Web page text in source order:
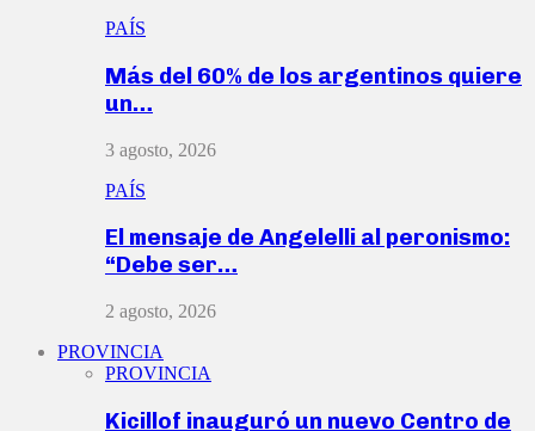
PAÍS
Más del 60% de los argentinos quiere
un…
3 agosto, 2026
PAÍS
El mensaje de Angelelli al peronismo:
“Debe ser…
2 agosto, 2026
PROVINCIA
PROVINCIA
Kicillof inauguró un nuevo Centro de